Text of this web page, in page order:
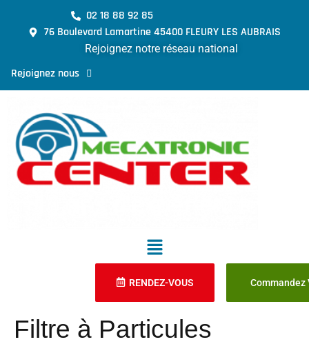
02 18 88 92 85
76 Boulevard Lamartine 45400 FLEURY LES AUBRAIS
Rejoignez notre réseau national
Rejoignez nous
RENDEZ-VOUS Commandez
Filtre à Particules